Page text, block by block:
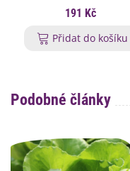
191 Kč
Přidat do košíku
Podobné články